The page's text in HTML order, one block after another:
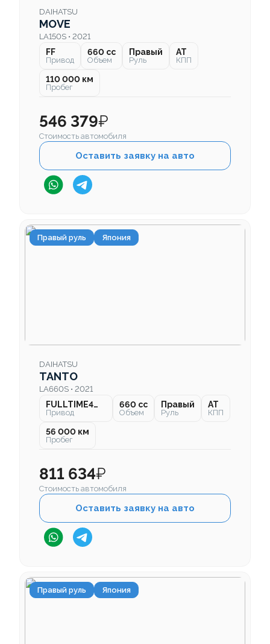
DAIHATSU
MOVE
LA150S • 2021
FF
Привод
660 cc
Объем
Правый
Руль
AT
КПП
110 000 км
Пробег
546 379₽
Стоимость автомобиля
Оставить заявку на авто
Правый руль Япония
DAIHATSU
TANTO
LA660S • 2021
FULLTIME4WD
Привод
660 cc
Объем
Правый
Руль
AT
КПП
56 000 км
Пробег
811 634₽
Стоимость автомобиля
Оставить заявку на авто
Правый руль Япония